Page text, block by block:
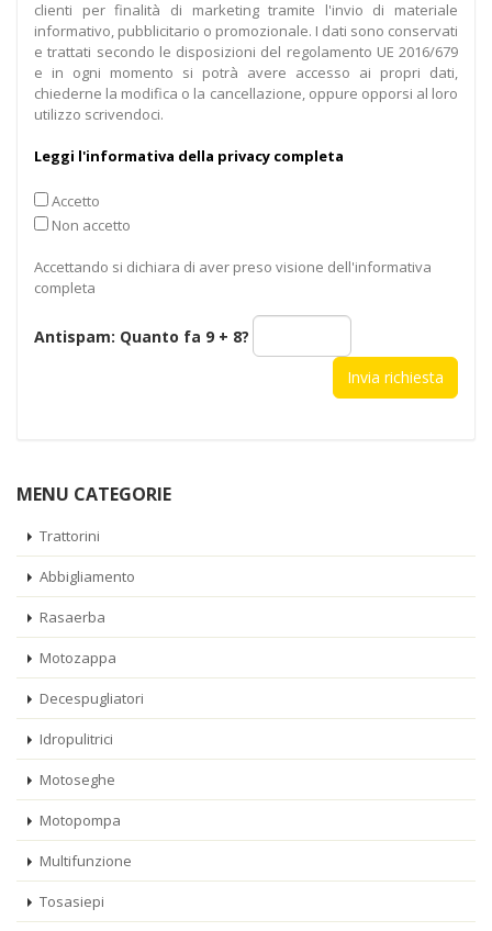
clienti per finalità di marketing tramite l'invio di materiale
informativo, pubblicitario o promozionale. I dati sono conservati
e trattati secondo le disposizioni del regolamento UE 2016/679
e in ogni momento si potrà avere accesso ai propri dati,
chiederne la modifica o la cancellazione, oppure opporsi al loro
utilizzo scrivendoci.
Leggi l'informativa della privacy completa
Accetto
Non accetto
Accettando si dichiara di aver preso visione dell'informativa
completa
Antispam: Quanto fa 9 + 8?
MENU CATEGORIE
Trattorini
Abbigliamento
Rasaerba
Motozappa
Decespugliatori
Idropulitrici
Motoseghe
Motopompa
Multifunzione
Tosasiepi